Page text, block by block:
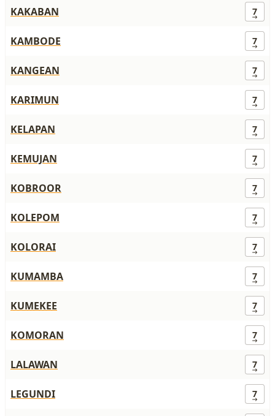
KAKABAN 7
KAMBODE 7
KANGEAN 7
KARIMUN 7
KELAPAN 7
KEMUJAN 7
KOBROOR 7
KOLEPOM 7
KOLORAI 7
KUMAMBA 7
KUMEKEE 7
KOMORAN 7
LALAWAN 7
LEGUNDI 7